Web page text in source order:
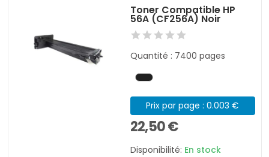
Toner Compatible HP
56A (CF256A) Noir
Quantité : 7400 pages
Prix par page : 0.003 €
22,50 €
Disponibilité: En stock